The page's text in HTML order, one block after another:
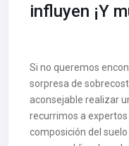
influyen ¡Y
Si no queremos
sorpresa de
aconsejable realizar
recurrimos a
composición del